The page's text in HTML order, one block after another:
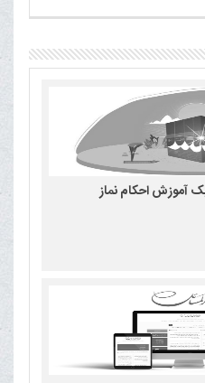
آموزش احکام نماز